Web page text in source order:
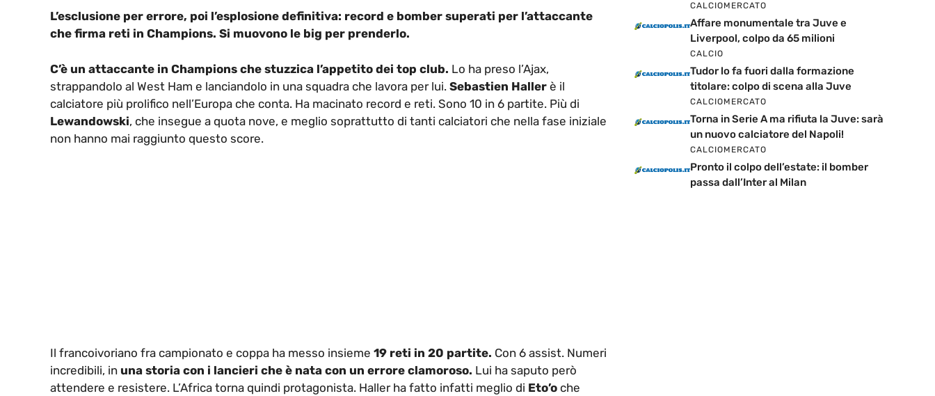
L’esclusione per errore, poi l’esplosione definitiva: record e bomber superati per l’attaccante
che firma reti in Champions. Si muovono le big per prenderlo.
C’è un attaccante in Champions che stuzzica l’appetito dei top club. Lo ha preso l’Ajax,
strappandolo al West Ham e lanciandolo in una squadra che lavora per lui. Sebastien Haller è il
calciatore più prolifico nell’Europa che conta. Ha macinato record e reti. Sono 10 in 6 partite. Più di
Lewandowski, che insegue a quota nove, e meglio soprattutto di tanti calciatori che nella fase iniziale
non hanno mai raggiunto questo score.
Il francoivoriano fra campionato e coppa ha messo insieme 19 reti in 20 partite. Con 6 assist. Numeri
incredibili, in una storia con i lancieri che è nata con un errore clamoroso. Lui ha saputo però
attendere e resistere. L’Africa torna quindi protagonista. Haller ha fatto infatti meglio di Eto’o che
CALCIOMERCATO
Affare monumentale tra Juve e
Liverpool, colpo da 65 milioni
CALCIO
Tudor lo fa fuori dalla formazione
titolare: colpo di scena alla Juve
CALCIOMERCATO
Torna in Serie A ma rifiuta la Juve: sarà
un nuovo calciatore del Napoli!
CALCIOMERCATO
Pronto il colpo dell’estate: il bomber
passa dall’Inter al Milan